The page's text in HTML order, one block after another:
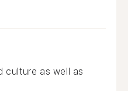
culture as well as